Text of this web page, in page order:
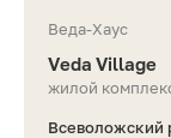
Веда-Хаус
Veda Village
жилой
Всеволожский